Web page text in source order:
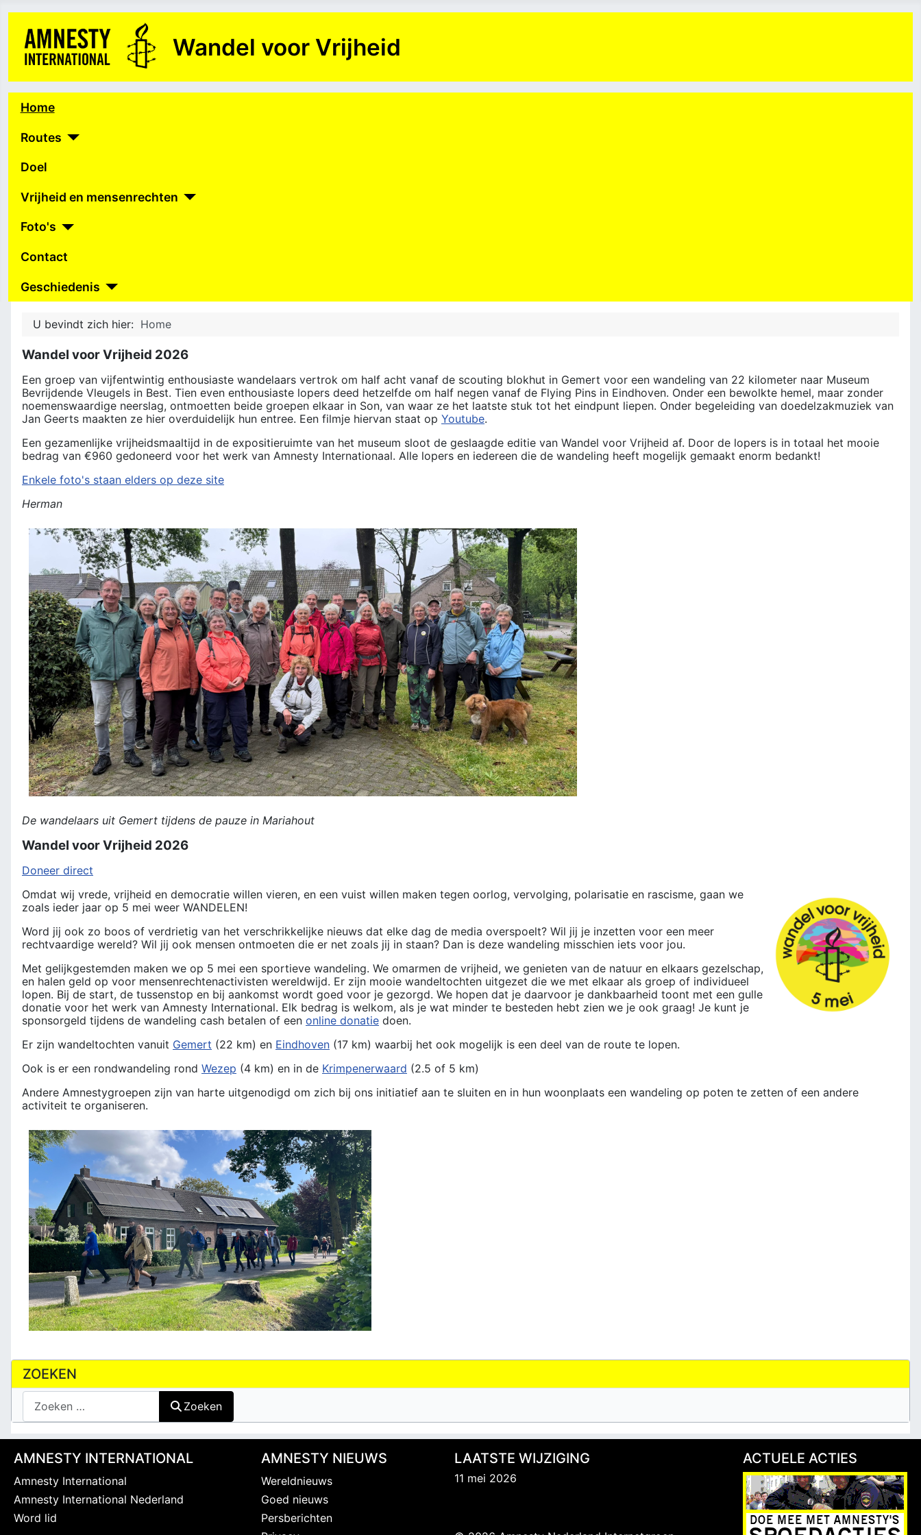
Wandel voor Vrijheid
Home
Routes
Doel
Vrijheid en mensenrechten
Foto's
Contact
Geschiedenis
U bevindt zich hier: Home
Wandel voor Vrijheid 2026
Een groep van vijfentwintig enthousiaste wandelaars vertrok om half acht vanaf de scouting blokhut in Gemert voor een wandeling van 22 kilometer naar Museum
Bevrijdende Vleugels in Best. Tien even enthousiaste lopers deed hetzelfde om half negen vanaf de Flying Pins in Eindhoven. Onder een bewolkte hemel, maar zonder
noemenswaardige neerslag, ontmoetten beide groepen elkaar in Son, van waar ze het laatste stuk tot het eindpunt liepen. Onder begeleiding van doedelzakmuziek van
Jan Geerts maakten ze hier overduidelijk hun entree. Een filmje hiervan staat op Youtube.
Een gezamenlijke vrijheidsmaaltijd in de expositieruimte van het museum sloot de geslaagde editie van Wandel voor Vrijheid af. Door de lopers is in totaal het mooie
bedrag van €960 gedoneerd voor het werk van Amnesty Internationaal. Alle lopers en iedereen die de wandeling heeft mogelijk gemaakt enorm bedankt!
Enkele foto's staan elders op deze site
Herman
De wandelaars uit Gemert tijdens de pauze in Mariahout
Wandel voor Vrijheid 2026
Doneer direct
Omdat wij vrede, vrijheid en democratie willen vieren, en een vuist willen maken tegen oorlog, vervolging, polarisatie en rascisme, gaan we
zoals ieder jaar op 5 mei weer WANDELEN!
Word jij ook zo boos of verdrietig van het verschrikkelijke nieuws dat elke dag de media overspoelt? Wil jij je inzetten voor een meer
rechtvaardige wereld? Wil jij ook mensen ontmoeten die er net zoals jij in staan? Dan is deze wandeling misschien iets voor jou.
Met gelijkgestemden maken we op 5 mei een sportieve wandeling. We omarmen de vrijheid, we genieten van de natuur en elkaars gezelschap,
en halen geld op voor mensenrechtenactivisten wereldwijd. Er zijn mooie wandeltochten uitgezet die we met elkaar als groep of individueel
lopen. Bij de start, de tussenstop en bij aankomst wordt goed voor je gezorgd. We hopen dat je daarvoor je dankbaarheid toont met een gulle
donatie voor het werk van Amnesty International. Elk bedrag is welkom, als je wat minder te besteden hebt zien we je ook graag! Je kunt je
sponsorgeld tijdens de wandeling cash betalen of een online donatie doen.
Er zijn wandeltochten vanuit Gemert (22 km) en Eindhoven (17 km) waarbij het ook mogelijk is een deel van de route te lopen.
Ook is er een rondwandeling rond Wezep (4 km) en in de Krimpenerwaard (2.5 of 5 km)
Andere Amnestygroepen zijn van harte uitgenodigd om zich bij ons initiatief aan te sluiten en in hun woonplaats een wandeling op poten te zetten of een andere
activiteit te organiseren.
ZOEKEN
Zoeken
Zoeken
AMNESTY INTERNATIONAL
Amnesty International
Amnesty International Nederland
Word lid
AMNESTY NIEUWS
Wereldnieuws
Goed nieuws
Persberichten
LAATSTE WIJZIGING
11 mei 2026
ACTUELE ACTIES